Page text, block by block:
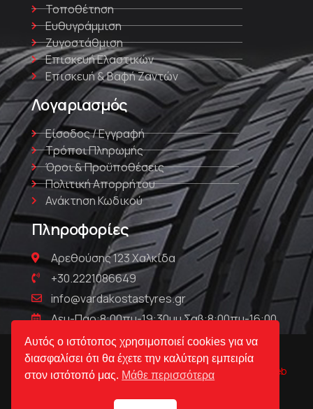
Τοποθέτηση
Ευθυγράμμιση
Ζυγοστάθμιση
Επισκευή Ελαστικών
Επισκευή & Βαφή Ζαντών
Λογαριασμός
Είσοδος / Εγγραφή
Τρόποι Πληρωμής
Όροι & Προϋποθέσεις
Πολιτική Απορρήτου
Ανάκτηση Κωδικού
Πληροφορίες
Αρεθούσης 123 Χαλκίδα
+30.2221086649
info@vardakostastyres.gr
Δευ-Παρ:8:00πμ-19:30μμ Σαβ:8:00πμ-16:00
© Βαρδακώστας | Ελαστικά & Ζάντες 2023 Powered by
Web
Αυτός ο ιστότοπος χρησιμοποιεί cookies για να
διασφαλίσει ότι θα έχετε την καλύτερη εμπειρία
στον ιστότοπό μας. Μάθε περισσότερα